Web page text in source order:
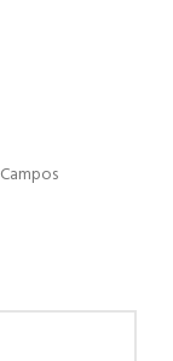
Campos